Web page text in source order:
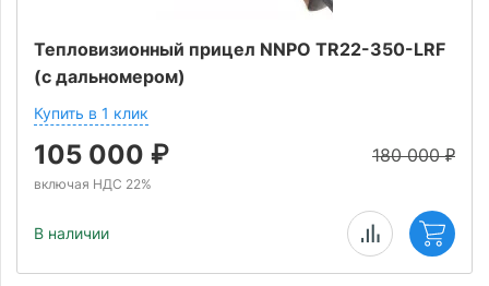
Тепловизионный прицел NNPO TR22-350-LRF
(с дальномером)
Купить в 1 клик
180 000₽
105 000 ₽
включая НДС 22%
В наличии